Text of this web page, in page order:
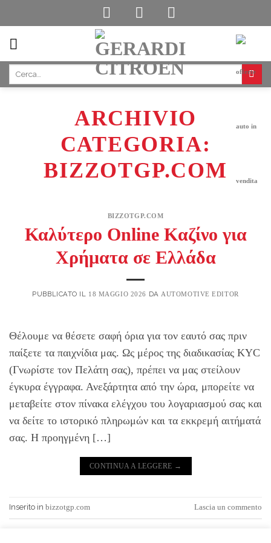
content
ARCHIVIO
CATEGORIA:
BIZZOTGP.COM
BIZZOTGP.COM
Καλύτερο Online Kαζίνο για
Χρήματα σε Ελλάδα
PUBBLICATO IL 18 MAGGIO 2026 DA AUTOMOTIVE EDITOR
Θέλουμε να θέσετε σαφή όρια για τον εαυτό σας πριν
παίξετε τα παιχνίδια μας. Ως μέρος της διαδικασίας KYC
(Γνωρίστε τον Πελάτη σας), πρέπει να μας στείλουν
έγκυρα έγγραφα. Ανεξάρτητα από την ώρα, μπορείτε να
μεταβείτε στον πίνακα ελέγχου του λογαριασμού σας και
να δείτε το ιστορικό πληρωμών και τα εκκρεμή αιτήματά
σας. Η προηγμένη […]
CONTINUA A LEGGERE →
Inserito in bizzotgp.com Lascia un commento